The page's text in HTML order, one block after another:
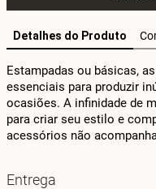
Detalhes do Produto
Estampadas ou básicas,
essenciais para produzir
ocasiões. A infinidade de
para criar seu estilo e
acessórios não
Entrega